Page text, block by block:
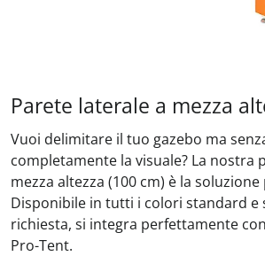
Parete laterale a mezza
Vuoi delimitare il tuo gazebo ma
completamente la visuale? La nostra
mezza altezza (100 cm) è la
Disponibile in tutti i colori standard e
richiesta, si integra perfettamente
Pro-Tent.